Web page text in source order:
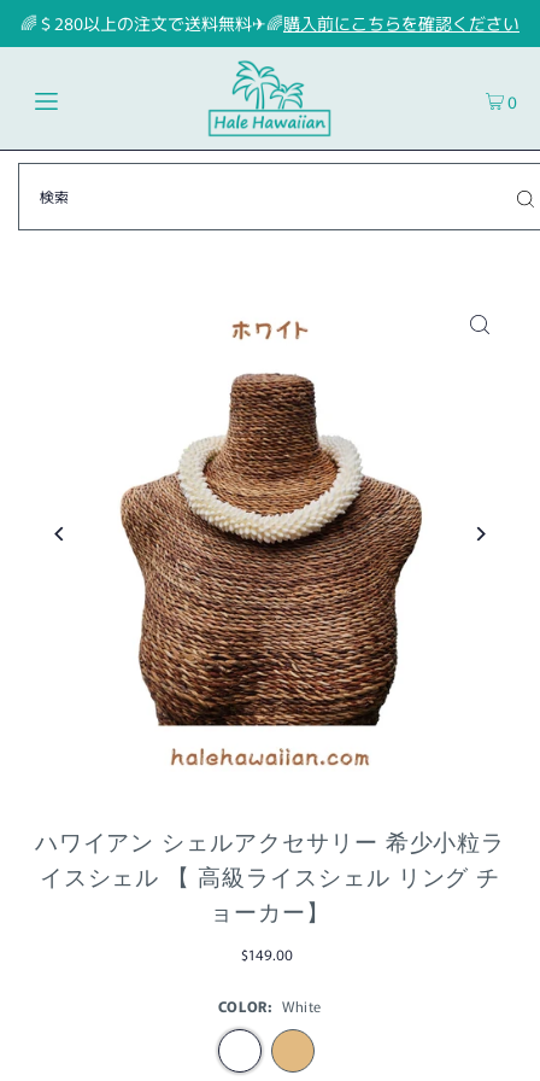
🌈＄280以上の注文で送料無料✈🌈購入前にこちらを確認ください
0
ハワイアン シェルアクセサリー 希少小粒ラ
イスシェル 【 高級ライスシェル リング チ
ョーカー】
$149.00
COLOR: White